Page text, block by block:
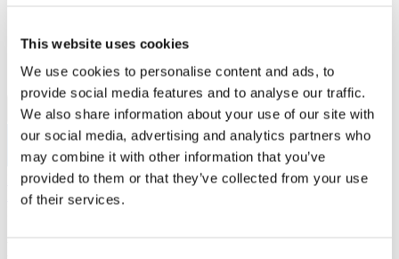
This website uses cookies
We use cookies to personalise content and ads, to
provide social media features and to analyse our traffic.
We also share information about your use of our site with
our social media, advertising and analytics partners who
may combine it with other information that you’ve
provided to them or that they’ve collected from your use
of their services.
Lepidla
VŠECHNY PRODUKTY
Menu
Menu
Domů/
Poradna/